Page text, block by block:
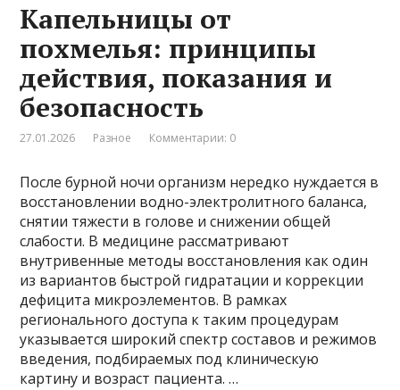
Капельницы от
похмелья: принципы
действия, показания и
безопасность
27.01.2026 Разное Комментарии: 0
После бурной ночи организм нередко нуждается в
восстановлении водно-электролитного баланса,
снятии тяжести в голове и снижении общей
слабости. В медицине рассматривают
внутривенные методы восстановления как один
из вариантов быстрой гидратации и коррекции
дефицита микроэлементов. В рамках
регионального доступа к таким процедурам
указывается широкий спектр составов и режимов
введения, подбираемых под клиническую
картину и возраст пациента. …